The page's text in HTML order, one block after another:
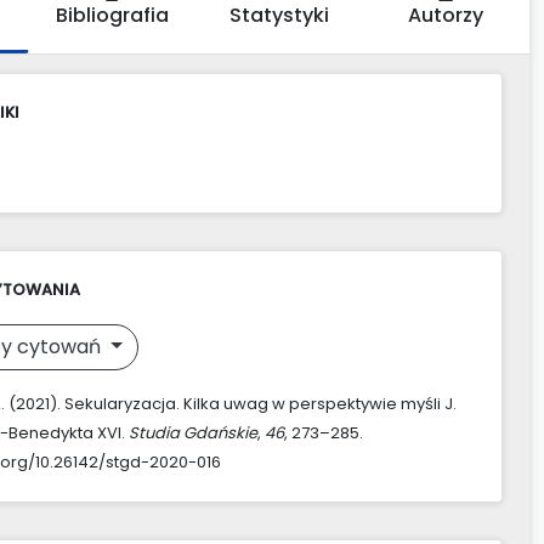
Bibliografia Statystyki Autorzy
cytowań
(2021). Sekularyzacja. Kilka uwag w perspektywie myśli J.
XVI. Studia Gdańskie, 46, 273–285.
10.26142/stgd-2020-016